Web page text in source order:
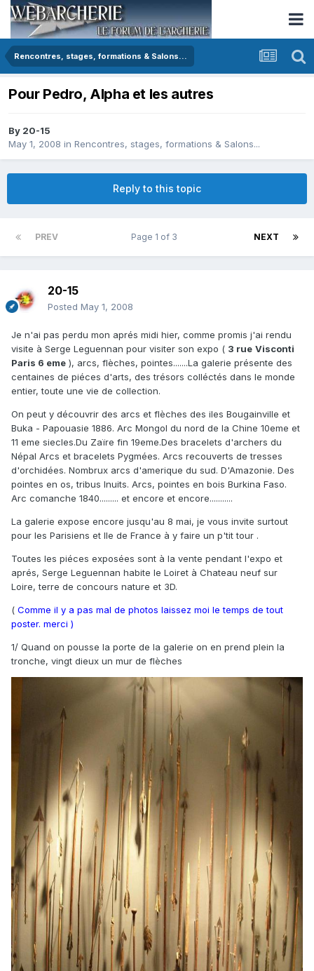
Rencontres, stages, formations & Salons...
Pour Pedro, Alpha et les autres
By 20-15
May 1, 2008 in Rencontres, stages, formations & Salons...
Reply to this topic
PREV NEXT
Page 1 of 3
20-15
Posted May 1, 2008
Je n'ai pas perdu mon aprés midi hier, comme promis j'ai rendu
visite à Serge Leguennan pour visiter son expo ( 3 rue Visconti
Paris 6 eme ), arcs, flèches, pointes.......La galerie présente des
centaines de piéces d'arts, des trésors colléctés dans le monde
entier, toute une vie de collection.
On peut y découvrir des arcs et flèches des iles Bougainville et
Buka - Papouasie 1886. Arc Mongol du nord de la Chine 10eme et
11 eme siecles.Du Zaïre fin 19eme.Des bracelets d'archers du
Népal Arcs et bracelets Pygmées. Arcs recouverts de tresses
d'orchidées. Nombrux arcs d'amerique du sud. D'Amazonie. Des
pointes en os, tribus Inuits. Arcs, pointes en bois Burkina Faso.
Arc comanche 1840......... et encore et encore...........
La galerie expose encore jusqu'au 8 mai, je vous invite surtout
pour les Parisiens et Ile de France à y faire un p'tit tour .
Toutes les piéces exposées sont à la vente pendant l'expo et
aprés, Serge Leguennan habite le Loiret à Chateau neuf sur
Loire, terre de concours nature et 3D.
( Comme il y a pas mal de photos laissez moi le temps de tout
poster. merci )
1/ Quand on pousse la porte de la galerie on en prend plein la
tronche, vingt dieux un mur de flèches